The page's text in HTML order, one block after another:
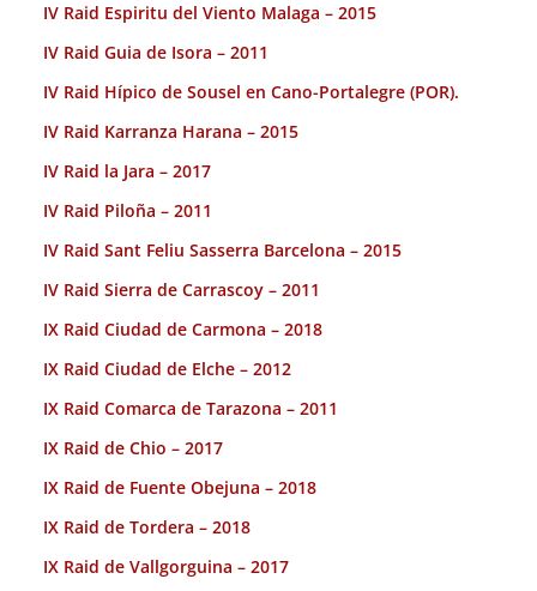
IV Raid Espiritu del Viento Malaga – 2015
IV Raid Guia de Isora – 2011
IV Raid Hípico de Sousel en Cano-Portalegre (POR).
IV Raid Karranza Harana – 2015
IV Raid la Jara – 2017
IV Raid Piloña – 2011
IV Raid Sant Feliu Sasserra Barcelona – 2015
IV Raid Sierra de Carrascoy – 2011
IX Raid Ciudad de Carmona – 2018
IX Raid Ciudad de Elche – 2012
IX Raid Comarca de Tarazona – 2011
IX Raid de Chio – 2017
IX Raid de Fuente Obejuna – 2018
IX Raid de Tordera – 2018
IX Raid de Vallgorguina – 2017